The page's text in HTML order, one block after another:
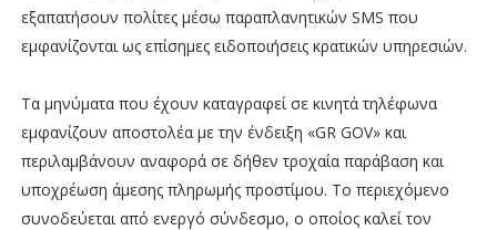
εξαπατήσουν πολίτες μέσω παραπλανητικών SMS που
εμφανίζονται ως επίσημες ειδοποιήσεις κρατικών υπηρεσιών.
Τα μηνύματα που έχουν καταγραφεί σε κινητά τηλέφωνα
εμφανίζουν αποστολέα με την ένδειξη «GR GOV» και
περιλαμβάνουν αναφορά σε δήθεν τροχαία παράβαση και
υποχρέωση άμεσης πληρωμής προστίμου. Το περιεχόμενο
συνοδεύεται από ενεργό σύνδεσμο, ο οποίος καλεί τον